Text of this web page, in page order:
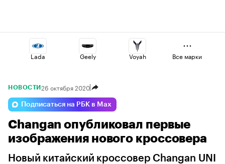
Lada Geely Voyah
Esteo Omoda
Volga Changan Jaecoo
Все марки
НОВОСТИ 26 октября 2020
Подписаться на РБК в Max
Changan опубликовал первые
изображения нового кроссовера
Новый китайский кроссовер Changan UNI